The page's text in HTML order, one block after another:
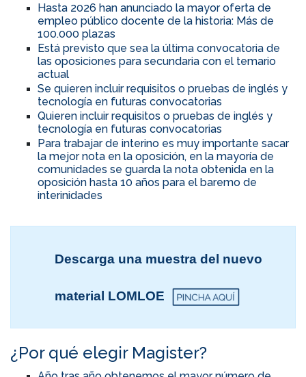
Hasta 2026 han anunciado la mayor oferta de
empleo público docente de la historia: Más de
100.000 plazas
Está previsto que sea la última convocatoria de
las oposiciones para secundaria con el temario
actual
Se quieren incluir requisitos o pruebas de inglés y
tecnología en futuras convocatorias
Quieren incluir requisitos o pruebas de inglés y
tecnología en futuras convocatorias
Para trabajar de interino es muy importante sacar
la mejor nota en la oposición, en la mayoría de
comunidades se guarda la nota obtenida en la
oposición hasta 10 años para el baremo de
interinidades
Descarga una muestra del nuevo
material LOMLOE
¿Por qué elegir Magister?